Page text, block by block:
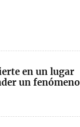
en un lugar
un fenómeno